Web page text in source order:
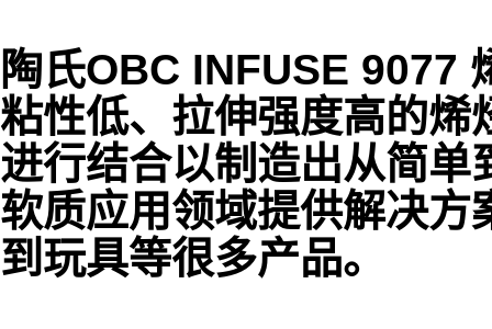
陶氏OBC INFUSE 9077
粘性低、拉伸强度高的烯
进行结合以制造出从简
软质应用领域提供解决方
到玩具等很多产品。